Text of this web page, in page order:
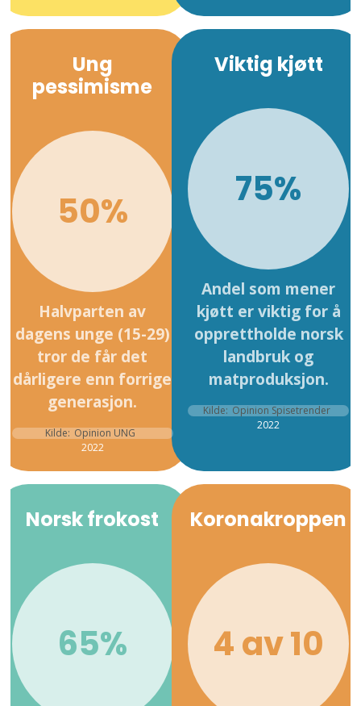
Ung
pessimisme
50%
Halvparten av
dagens unge (15-29)
tror de får det
dårligere enn forrige
generasjon.
Kilde: Opinion UNG
2022
Viktig kjøtt
75%
Andel som mener
kjøtt er viktig for å
opprettholde norsk
landbruk og
matproduksjon.
Kilde: Opinion Spisetrender
2022
Norsk frokost
65%
Koronakroppen
4 av 10